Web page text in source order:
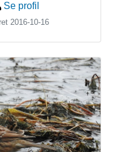
Se profil
2016-10-16